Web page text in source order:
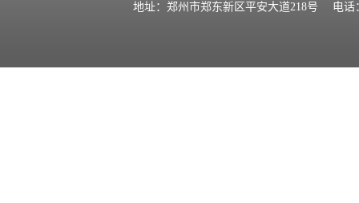
地址：郑州市郑东新区平安大道218号 电话